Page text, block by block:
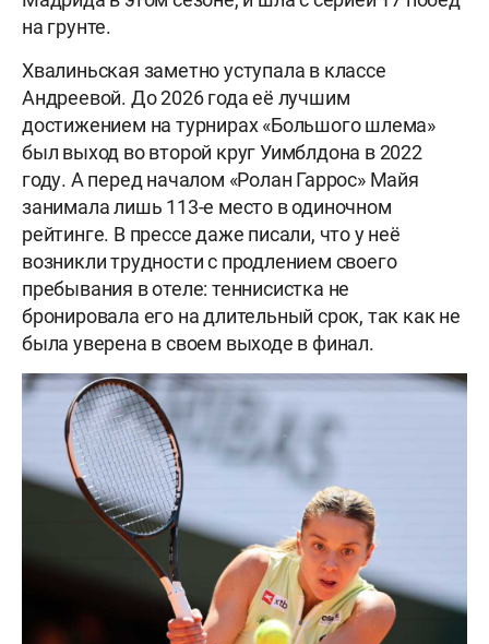
на грунте.
Хвалиньская заметно уступала в классе
Андреевой. До 2026 года её лучшим
достижением на турнирах «Большого шлема»
был выход во второй круг Уимблдона в 2022
году. А перед началом «Ролан Гаррос» Майя
занимала лишь 113-е место в одиночном
рейтинге. В прессе даже писали, что у неё
возникли трудности с продлением своего
пребывания в отеле: теннисистка не
бронировала его на длительный срок, так как не
была уверена в своем выходе в финал.